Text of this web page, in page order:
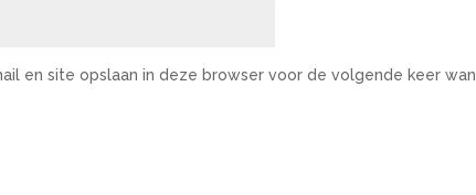
en site opslaan in deze browser voor de volgende keer